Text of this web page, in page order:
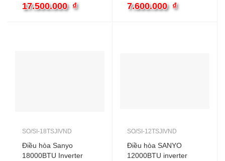
24TSJIVND
17.500.000 ₫
Inverter SO/SI-
9TSJIVND
7.600.000 ₫
SO/SI-18TSJIVND
Điều hòa Sanyo
18000BTU Inverter
SO/SI-12TSJIVND
Điều hòa SANYO
12000BTU inverter